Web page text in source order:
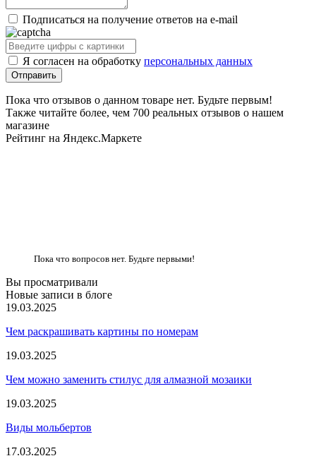
Подписаться на получение ответов на e-mail
Я согласен на обработку персональных данных
Пока что отзывов о данном товаре нет. Будьте первым!
Также читайте более, чем 700 реальных отзывов о нашем
магазине
Рейтинг на Яндекс.Маркете
Пока что вопросов нет. Будьте первыми!
Вы просматривали
Новые записи в блоге
19.03.2025
Чем раскрашивать картины по номерам
19.03.2025
Чем можно заменить стилус для алмазной мозаики
19.03.2025
Виды мольбертов
17.03.2025